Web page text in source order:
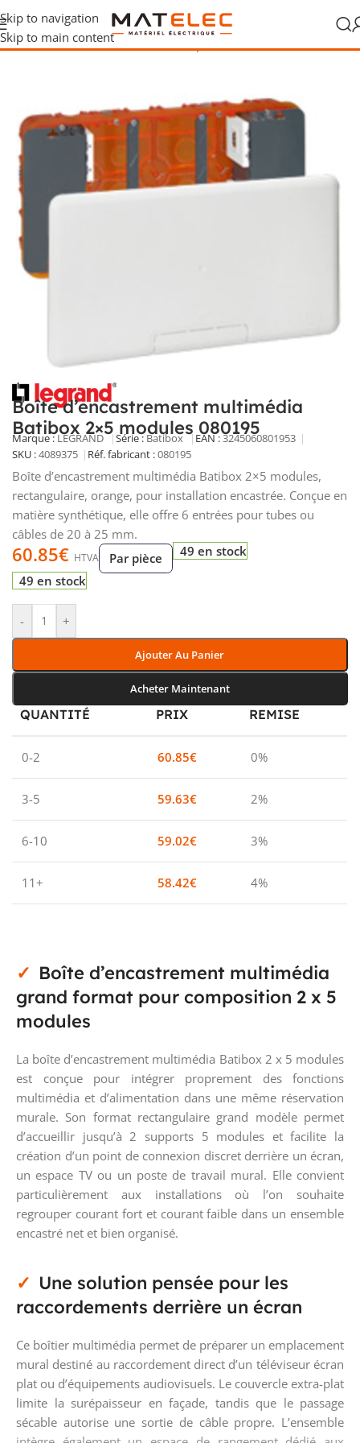
Skip to navigation
Skip to main content
Boîtes d’encastrement/Accessoires pour boîtes d’encastrement
Boîte d’encastrement multimédia
Batibox 2×5 modules 080195
Marque : LEGRAND Série : Batibox EAN :3245060801953
SKU :4089375 Réf. fabricant :080195
Boîte d’encastrement multimédia Batibox 2×5 modules,
rectangulaire, orange, pour installation encastrée. Conçue en
matière synthétique, elle offre 6 entrées pour tubes ou
câbles de 20 à 25 mm.
60.85€ HTVA Par pièce
49 en stock
49 en stock
- +
Ajouter Au Panier
Acheter Maintenant
QUANTITÉ PRIX REMISE
0-2 60.85€ 0%
3-5 59.63€ 2%
6-10 59.02€ 3%
11+ 58.42€ 4%
Boîte d’encastrement multimédia
grand format pour composition 2 x 5
modules
La boîte d’encastrement multimédia Batibox 2 x 5 modules
est conçue pour intégrer proprement des fonctions
multimédia et d’alimentation dans une même réservation
murale. Son format rectangulaire grand modèle permet
d’accueillir jusqu’à 2 supports 5 modules et facilite la
création d’un point de connexion discret derrière un écran,
un espace TV ou un poste de travail mural. Elle convient
particulièrement aux installations où l’on souhaite
regrouper courant fort et courant faible dans un ensemble
encastré net et bien organisé.
Une solution pensée pour les
raccordements derrière un écran
Ce boîtier multimédia permet de préparer un emplacement
mural destiné au raccordement direct d’un téléviseur écran
plat ou d’équipements audiovisuels. Le couvercle extra-plat
limite la surépaisseur en façade, tandis que le passage
sécable autorise une sortie de câble propre. L’ensemble